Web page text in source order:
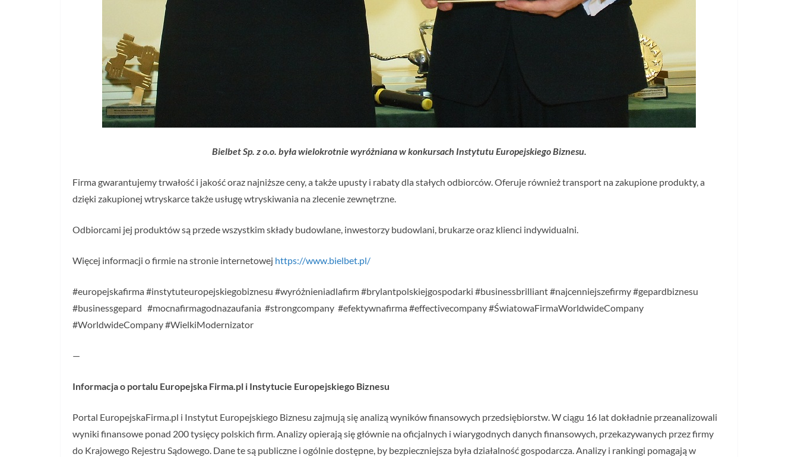
Bielbet Sp. z o.o. była wielokrotnie wyróżniana w konkursach Instytutu Europejskiego Biznesu.
Firma gwarantujemy trwałość i jakość oraz najniższe ceny, a także upusty i rabaty dla stałych odbiorców. Oferuje również transport na zakupione produkty, a
dzięki zakupionej wtryskarce także usługę wtryskiwania na zlecenie zewnętrzne.
Odbiorcami jej produktów są przede wszystkim składy budowlane, inwestorzy budowlani, brukarze oraz klienci indywidualni.
Więcej informacji o firmie na stronie internetowej https://www.bielbet.pl/
#europejskafirma #instytuteuropejskiegobiznesu #wyróżnieniadlafirm #brylantpolskiejgospodarki #businessbrilliant #najcenniejszefirmy #gepardbiznesu
#businessgepard #mocnafirmagodnazaufania #strongcompany #efektywnafirma #effectivecompany #ŚwiatowaFirmaWorldwideCompany
#WorldwideCompany #WielkiModernizator
—
Informacja o portalu Europejska Firma.pl i Instytucie Europejskiego Biznesu
Portal EuropejskaFirma.pl i Instytut Europejskiego Biznesu zajmują się analizą wyników finansowych przedsiębiorstw. W ciągu 16 lat dokładnie przeanalizowali
wyniki finansowe ponad 200 tysięcy polskich firm. Analizy opierają się głównie na oficjalnych i wiarygodnych danych finansowych, przekazywanych przez firmy
do Krajowego Rejestru Sądowego. Dane te są publiczne i ogólnie dostępne, by bezpieczniejsza była działalność gospodarcza. Analizy i rankingi pomagają w